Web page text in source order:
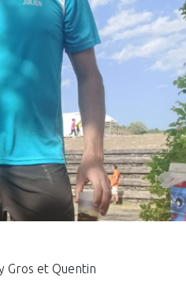
Gros et Quentin